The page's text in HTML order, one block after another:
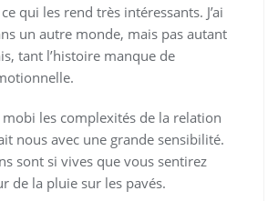
qui les rend très intéressants. J’ai
un autre monde, mais pas autant
tant l’histoire manque de
les complexités de la relation
nous avec une grande sensibilité.
sont si vives que vous sentirez
de la pluie sur les pavés.